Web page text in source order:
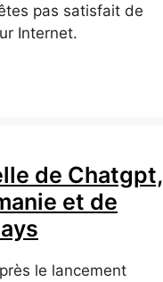
pas satisfait de
Internet.
de Chatgpt,
et de
le lancement